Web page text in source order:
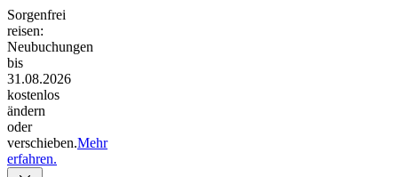
Sorgenfrei
reisen:
Neubuchungen
bis
31.08.2026
kostenlos
ändern
oder
verschieben.Mehr
erfahren.